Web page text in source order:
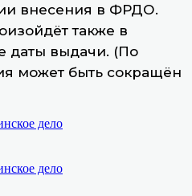
внесения в ФРДО.
также в
даты выдачи. (По
может быть сокращён
дело
дело